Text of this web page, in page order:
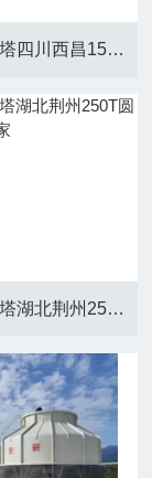
150T冷却塔四川西昌150T圆形冷却塔厂家
250T冷却塔湖北荆州250T圆形冷却塔厂家